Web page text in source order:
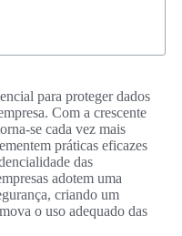
para proteger dados
Com a crescente
se cada vez mais
práticas eficazes
das
adotem uma
criando um
o uso adequado das